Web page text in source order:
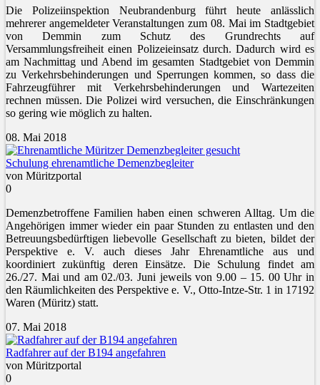
Die Polizeiinspektion Neubrandenburg führt heute anlässlich
mehrerer angemeldeter Veranstaltungen zum 08. Mai im Stadtgebiet
von Demmin zum Schutz des Grundrechts auf
Versammlungsfreiheit einen Polizeieinsatz durch. Dadurch wird es
am Nachmittag und Abend im gesamten Stadtgebiet von Demmin
zu Verkehrsbehinderungen und Sperrungen kommen, so dass die
Fahrzeugführer mit Verkehrsbehinderungen und Wartezeiten
rechnen müssen. Die Polizei wird versuchen, die Einschränkungen
so gering wie möglich zu halten.
08. Mai 2018
Schulung ehrenamtliche Demenzbegleiter
von Müritzportal
0
Demenzbetroffene Familien haben einen schweren Alltag. Um die
Angehörigen immer wieder ein paar Stunden zu entlasten und den
Betreuungsbedürftigen liebevolle Gesellschaft zu bieten, bildet der
Perspektive e. V. auch dieses Jahr Ehrenamtliche aus und
koordiniert zukünftig deren Einsätze. Die Schulung findet am
26./27. Mai und am 02./03. Juni jeweils von 9.00 – 15. 00 Uhr in
den Räumlichkeiten des Perspektive e. V., Otto-Intze-Str. 1 in 17192
Waren (Müritz) statt.
07. Mai 2018
Radfahrer auf der B194 angefahren
von Müritzportal
0